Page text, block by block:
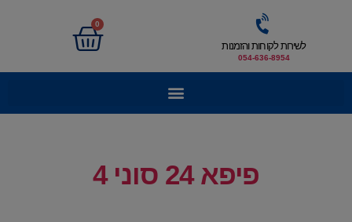
לשירות לקוחות והזמנות
054-636-8954
0
פיפא 24 סוני 4